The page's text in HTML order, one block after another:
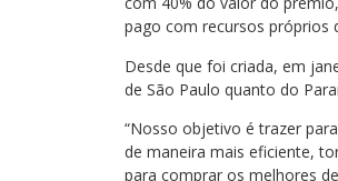
pago com recursos próprios
Desde que foi criada, em
de São Paulo quanto do
“Nosso objetivo é trazer
de maneira mais eficiente,
para comprar os melhores